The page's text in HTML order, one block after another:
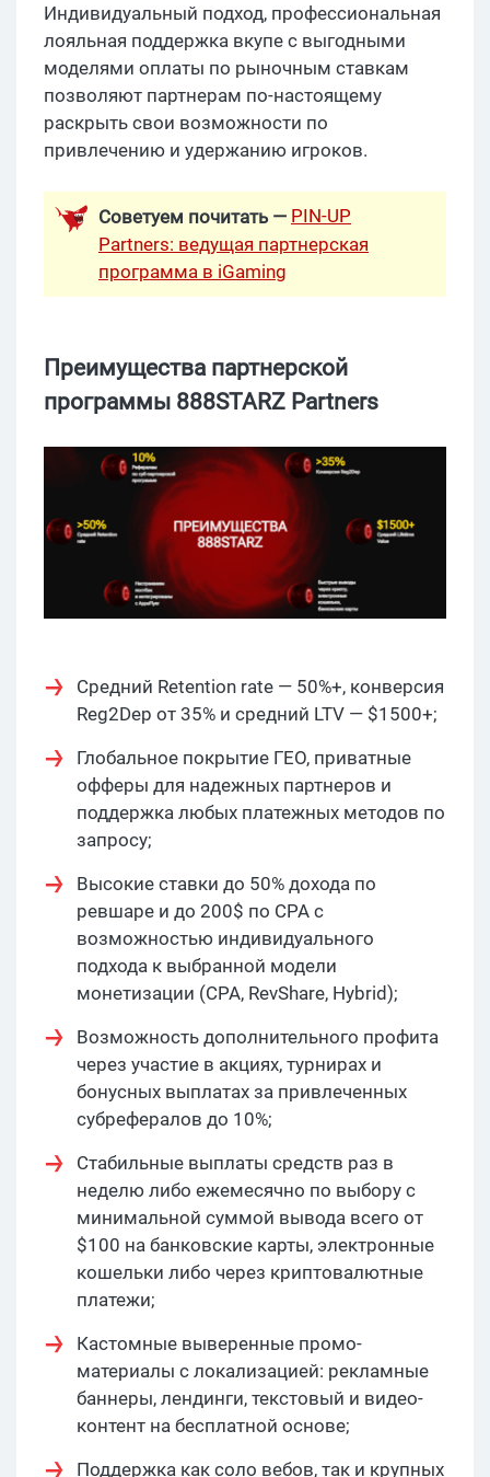
Индивидуальный подход, профессиональная
лояльная поддержка вкупе с выгодными
моделями оплаты по рыночным ставкам
позволяют партнерам по-настоящему
раскрыть свои возможности по
привлечению и удержанию игроков.
Советуем почитать — PIN-UP
Partners: ведущая партнерская
программа в iGaming
Преимущества партнерской
программы 888STARZ Partners
Средний Retention rate — 50%+, конверсия
Reg2Dep от 35% и средний LTV — $1500+;​
Глобальное покрытие ГЕО, приватные
офферы для надежных партнеров и
поддержка любых платежных методов по
запросу;
Высокие ставки до 50% дохода по
ревшаре и до 200$ по CPA с
возможностью индивидуального
подхода к выбранной модели
монетизации (CPA, RevShare, Hybrid);
Возможность дополнительного профита
через участие в акциях, турнирах и
бонусных выплатах за привлеченных
субрефералов до 10%;
Стабильные выплаты средств раз в
неделю либо ежемесячно по выбору с
минимальной суммой вывода всего от
$100 на банковские карты, электронные
кошельки либо через криптовалютные
платежи;
Кастомные выверенные промо-
материалы с локализацией: рекламные
баннеры, лендинги, текстовый и видео-
контент на бесплатной основе;
Поддержка как соло вебов, так и крупных